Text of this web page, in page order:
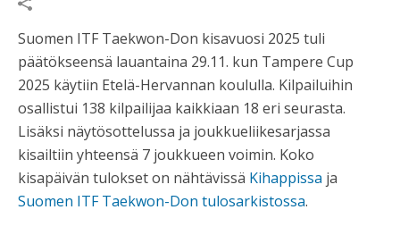
Suomen ITF Taekwon-Don kisavuosi 2025 tuli
päätökseensä lauantaina 29.11. kun Tampere Cup
2025 käytiin Etelä-Hervannan koululla. Kilpailuihin
osallistui 138 kilpailijaa kaikkiaan 18 eri seurasta.
Lisäksi näytösottelussa ja joukkueliikesarjassa
kisailtiin yhteensä 7 joukkueen voimin. Koko
kisapäivän tulokset on nähtävissä Kihappissa ja
Suomen ITF Taekwon-Don tulosarkistossa.